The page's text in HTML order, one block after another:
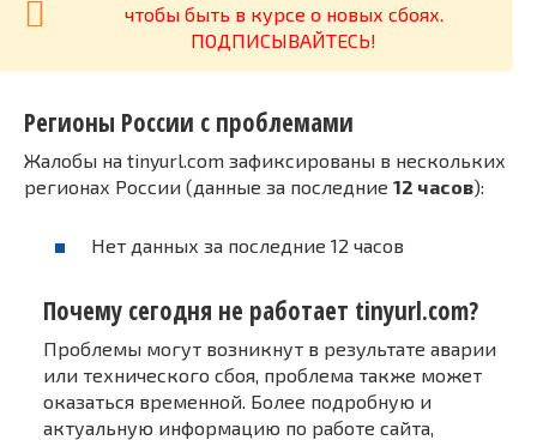
чтобы быть в курсе о новых сбоях.
ПОДПИСЫВАЙТЕСЬ!
Регионы России с проблемами
Жалобы на tinyurl.com зафиксированы в нескольких
регионах России (данные за последние 12 часов):
Нет данных за последние 12 часов
Почему сегодня не работает tinyurl.com?
Проблемы могут возникнут в результате аварии
или технического сбоя, проблема также может
оказаться временной. Более подробную и
актуальную информацию по работе сайта,